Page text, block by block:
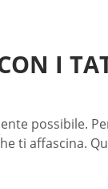
I
possibile.
ti affascina.